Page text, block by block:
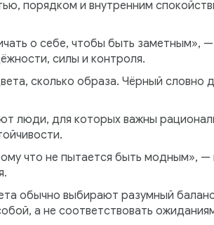
порядком и внутренним
о себе, чтобы быть заметным»,
силы и контроля.
сколько образа. Чёрный словно
люди, для которых важны
что не пытается быть модным», —
обычно выбирают разумный
а не соответствовать